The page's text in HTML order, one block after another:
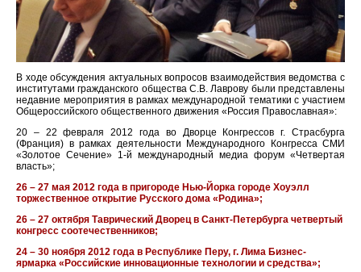
В ходе обсуждения актуальных вопросов взаимодействия ведомства с
институтами гражданского общества С.В. Лаврову были представлены
недавние мероприятия в рамках международной тематики с участием
Общероссийского общественного движения «Россия Православная»:
20 – 22 февраля 2012 года во Дворце Конгрессов г. Страсбурга
(Франция) в рамках деятельности Международного Конгресса СМИ
«Золотое Сечение» 1-й международный медиа форум «Четвертая
власть»;
26 – 27 мая 2012 года в пригороде Нью-Йорка городе Хоуэлл
торжественное открытие Русского дома «Родина»;
26 – 27 октября Таврический Дворец в Санкт-Петербурга четвертый
конгресс соотечественников;
24 – 30 ноября 2012 года в Республике Перу, г. Лима Бизнес-
ярмарка «Российские инновационные технологии и средства»;